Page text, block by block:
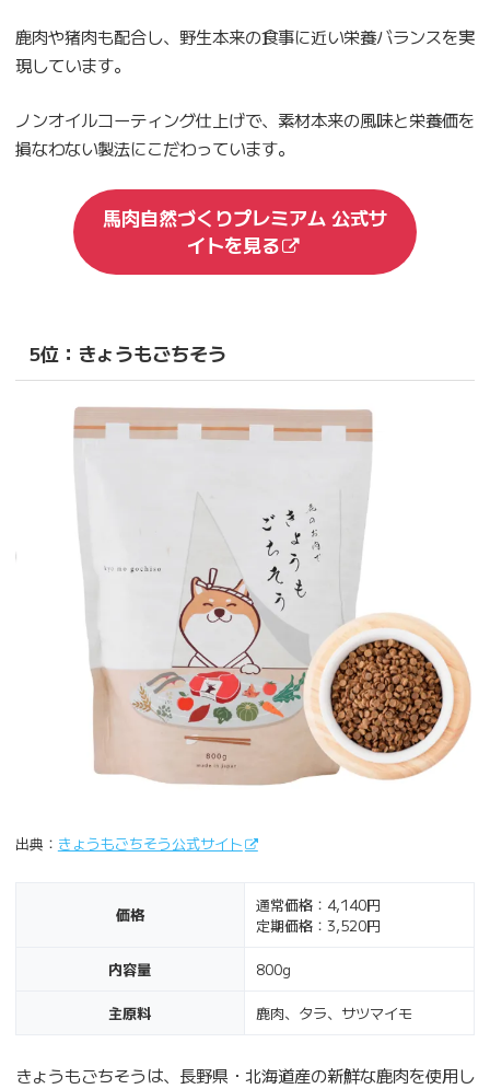
鹿肉や猪肉も配合し、野生本来の食事に近い栄養バランスを実
現しています。
ノンオイルコーティング仕上げで、素材本来の風味と栄養価を
損なわない製法にこだわっています。
馬肉自然づくりプレミアム 公式サ
イトを見る
5位：きょうもごちそう
出典： きょうもごちそう公式サイト
価格
通常価格：4,140円
定期価格：3,520円
内容量 800g
主原料 鹿肉、タラ、サツマイモ
きょうもごちそうは、長野県・北海道産の新鮮な鹿肉を使用し